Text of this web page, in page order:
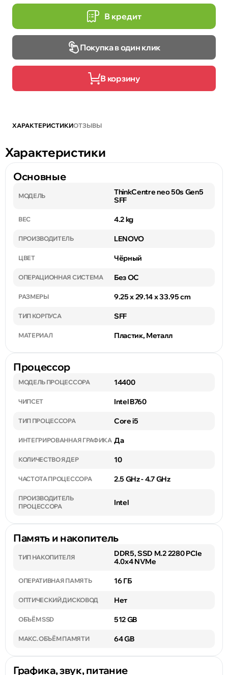
В кредит
Покупка в один клик
В корзину
ХАРАКТЕРИСТИКИОТЗЫВЫ
Характеристики
Основные
МОДЕЛЬ
ThinkCentre neo 50s Gen5
SFF
ВЕС 4.2 kg
ПРОИЗВОДИТЕЛЬ LENOVO
ЦВЕТ Чёрный
ОПЕРАЦИОННАЯ СИСТЕМА Без ОС
РАЗМЕРЫ 9.25 x 29.14 x 33.95 cm
ТИП КОРПУСА SFF
МАТЕРИАЛ Пластик, Металл
Процессор
МОДЕЛЬ ПРОЦЕССОРА 14400
ЧИПСЕТ Intel B760
ТИП ПРОЦЕССОРА Core i5
ИНТЕГРИРОВАННАЯ ГРАФИКА Да
КОЛИЧЕСТВО ЯДЕР 10
ЧАСТОТА ПРОЦЕССОРА 2.5 GHz - 4.7 GHz
ПРОИЗВОДИТЕЛЬ
ПРОЦЕССОРА
Intel
Память и накопитель
ТИП НАКОПИТЕЛЯ
DDR5, SSD M.2 2280 PCIe
4.0x4 NVMe
ОПЕРАТИВНАЯ ПАМЯТЬ 16 ГБ
ОПТИЧЕСКИЙ ДИСКОВОД Нет
ОБЪЁМ SSD 512 GB
МАКС. ОБЪЁМ ПАМЯТИ 64 GB
Графика, звук, питание